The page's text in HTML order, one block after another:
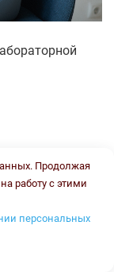
Продолжая
работу с этими
персональных